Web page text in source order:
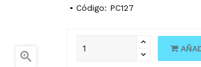

• Código: PC127